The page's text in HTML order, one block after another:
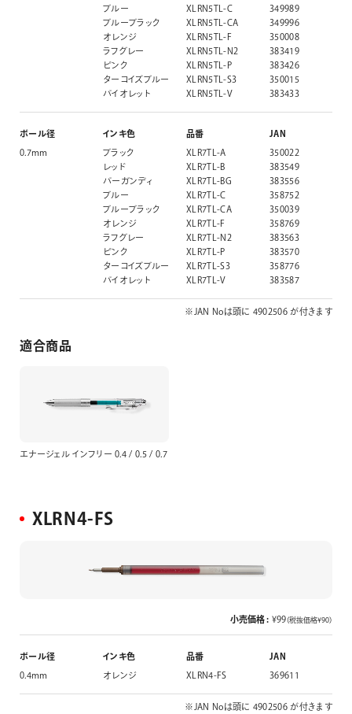
ブルー
XLRN5TL-C
349989
ブルーブラック
XLRN5TL-CA
349996
オレンジ
XLRN5TL-F
350008
ラフグレー
XLRN5TL-N2
383419
ピンク
XLRN5TL-P
383426
ターコイズブルー
XLRN5TL-S3
350015
バイオレット
XLRN5TL-V 383433
ボール径 インキ色 品番 JAN
0.7mm ブラック XLR7TL-A
350022
レッド
XLR7TL-B
383549
バーガンディ
XLR7TL-BG
383556
ブルー
XLR7TL-C
358752
ブルーブラック
XLR7TL-CA
350039
オレンジ
XLR7TL-F
358769
ラフグレー
XLR7TL-N2
383563
ピンク
XLR7TL-P
383570
ターコイズブルー
XLR7TL-S3
358776
バイオレット
XLR7TL-V 383587
※JAN Noは頭に 4902506 が付きます
適合商品
エナージェル インフリー 0.4 / 0.5 / 0.7
XLRN4-FS
小売価格 : ¥99（税抜価格¥90）
ボール径 インキ色 品番 JAN
0.4mm オレンジ XLRN4-FS 369611
※JAN Noは頭に 4902506 が付きます